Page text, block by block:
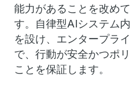
能力があることを改め
す。自律型AIシステム
を設け、エンタープラ
で、行動が安全かつポ
ことを保証します。